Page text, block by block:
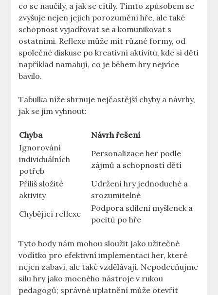
co se naučily, a jak se cítily. Tímto způsobem se
zvyšuje nejen jejich porozumění hře, ale také
schopnost vyjadřovat se a komunikovat s
ostatními. Reflexe může mít různé formy, od
společné diskuse po kreativní aktivitu, kde si děti
například namalují, co je během hry nejvíce
bavilo.
Tabulka níže shrnuje nejčastější chyby a návrhy,
jak se jim vyhnout:
Chyba
Návrh řešení
Ignorování
individuálních
potřeb
Personalizace her podle
zájmů a schopností dětí
Příliš složité
aktivity
Udržení hry jednoduché a
srozumitelné
Chybějící reflexe
Podpora sdílení myšlenek a
pocitů po hře
Tyto body nám mohou sloužit jako užitečné
vodítko pro efektivní implementaci her, které
nejen zabaví, ale také vzdělávají. Nepodceňujme
sílu hry jako mocného nástroje v rukou
pedagogů; správné uplatnění může otevřít